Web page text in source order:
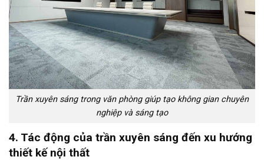
Trần xuyên sáng trong văn phòng giúp tạo không gian chuyên
nghiệp và sáng tạo
4. Tác động của trần xuyên sáng đến xu hướng
thiết kế nội thất